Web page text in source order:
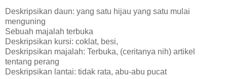
Deskripsikan daun: yang satu hijau yang satu mulai
menguning
Sebuah majalah terbuka
Deskripsikan kursi: coklat, besi,
Deskripsikan majalah: Terbuka, (ceritanya nih) artikel
tentang perang
Deskripsikan lantai: tidak rata, abu-abu pucat